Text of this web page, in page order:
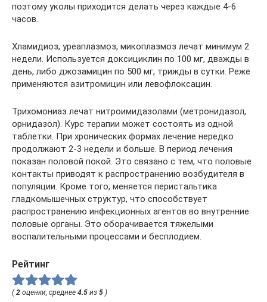
поэтому уколы приходится делать через каждые 4-6
часов.
Хламидиоз, уреаплазмоз, микоплазмоз лечат минимум 2
недели. Используется доксициклин по 100 мг, дважды в
день, либо джозамицин по 500 мг, трижды в сутки. Реже
применяются азитромицин или левофлоксацин.
Трихомониаз лечат нитроимидазолами (метронидазол,
орнидазол). Курс терапии может состоять из одной
таблетки. При хронических формах лечение нередко
продолжают 2-3 недели и больше. В период лечения
показан половой покой. Это связано с тем, что половые
контакты приводят к распространению возбудителя в
популяции. Кроме того, меняется перистальтика
гладкомышечных структур, что способствует
распространению инфекционных агентов во внутренние
половые органы. Это оборачивается тяжелыми
воспалительными процессами и бесплодием.
Рейтинг
(2 оценки, среднее 4.5 из 5 )